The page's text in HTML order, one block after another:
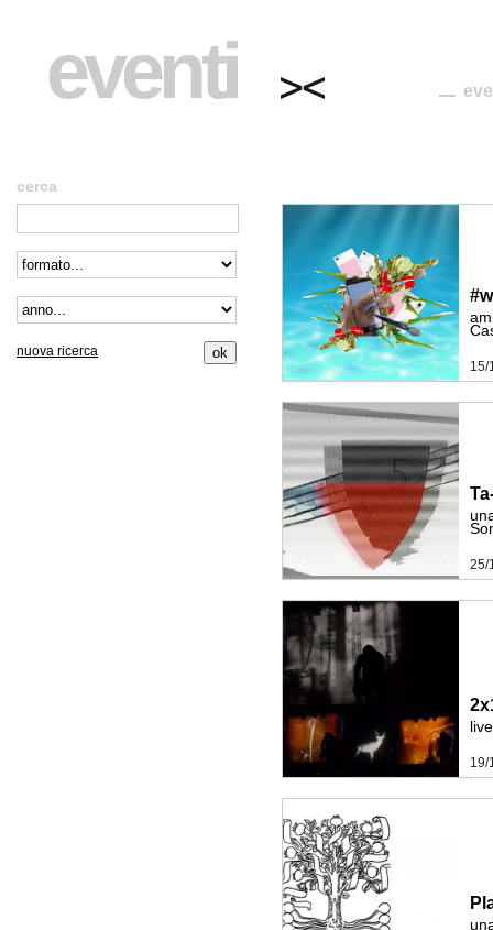
eventi
cerca
nuova ricerca
15/
25/
19/